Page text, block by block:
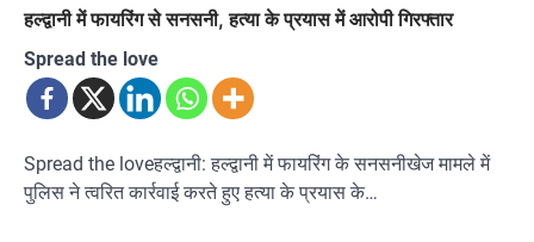
हल्द्वानी में फायरिंग से सनसनी, हत्या के प्रयास में आरोपी गिरफ्तार
Spread the love
Spread the loveहल्द्वानी: हल्द्वानी में फायरिंग के सनसनीखेज मामले में
पुलिस ने त्वरित कार्रवाई करते हुए हत्या के प्रयास के…